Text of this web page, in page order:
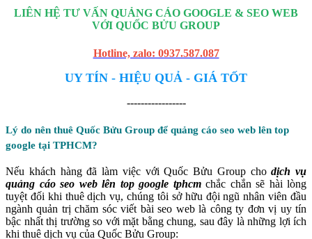
LIÊN HỆ TƯ VẤN QUẢNG CÁO GOOGLE & SEO WEB
VỚI QUỐC BỬU GROUP
Hotline, zalo: 0937.587.087
UY TÍN - HIỆU QUẢ - GIÁ TỐT
-----------------
Lý do nên thuê Quốc Bửu Group để quảng cáo seo web lên top
google tại TPHCM?
Nếu khách hàng đã làm việc với Quốc Bửu Group chodịch vụ
quảng cáo seo web lên top google tphcmchắc chắn sẽ hài lòng
tuyệt đối khi thuê dịch vụ, chúng tôi sở hữu đội ngũ nhân viên đầu
ngành quản trị chăm sóc viết bài seo web là công ty đơn vị uy tín
bậc nhất thị trường so với mặt bằng chung, sau đây là những lợi ích
khi thuê dịch vụ của Quốc Bửu Group: